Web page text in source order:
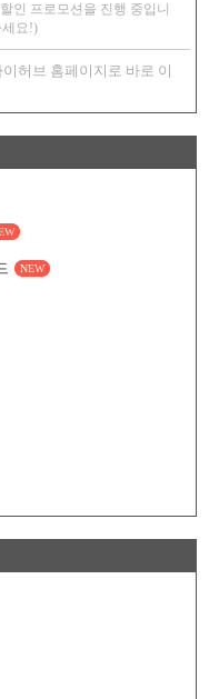
인 프로모션을 진행 중입니
세요!)
허브 홈페이지로 바로 이
NEW